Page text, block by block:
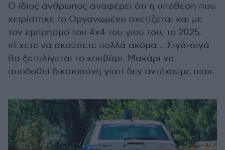
Ο ίδιος άνθρωπος αναφέρει ότι η υπόθεση που
χειρίστηκε το Οργανωμένο σχετίζεται και με
τον εμπρησμό του 4χ4 του γιου του, το 2025.
«Έχετε να ακούσετε πολλά ακόμα… Σιγά-σιγά
θα ξετυλίγεται το κουβάρι. Μακάρι να
αποδοθεί δικαιοσύνη γιατί δεν αντέχουμε πια».